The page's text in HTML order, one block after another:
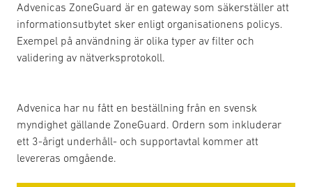
Advenicas ZoneGuard är en gateway som säkerställer att
informationsutbytet sker enligt organisationens policys.
Exempel på användning är olika typer av filter och
validering av nätverksprotokoll.
Advenica har nu fått en beställning från en svensk
myndighet gällande ZoneGuard. Ordern som inkluderar
ett 3-årigt underhåll- och supportavtal kommer att
levereras omgående.